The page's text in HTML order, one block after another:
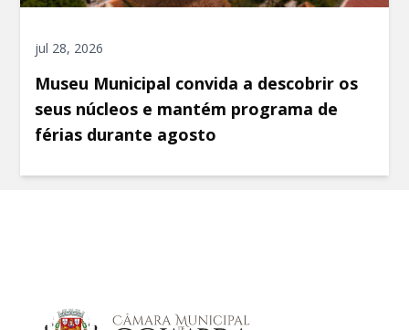
jul 28, 2026
Museu Municipal convida a descobrir os
seus núcleos e mantém programa de
férias durante agosto